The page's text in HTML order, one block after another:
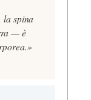
la spina
— è